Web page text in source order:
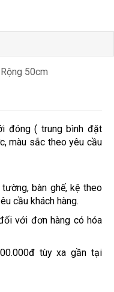
50cm
đóng ( trung bình đặt
màu sắc theo yêu cầu
bàn ghế, kệ theo
cầu khách hàng.
với đơn hàng có hóa
tùy xa gần tại